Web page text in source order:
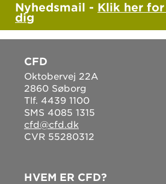
Nyhedsmail - Klik her
dig
CFD
Oktobervej 22A
2860 Søborg
Tlf. 4439 1100
SMS 4085 1315
cfd@cfd.dk
CVR 55280312
HVEM ER CFD?